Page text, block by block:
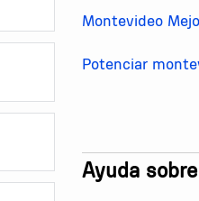
Montevideo
Potenciar
Ayuda